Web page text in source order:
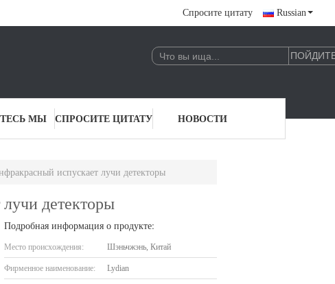
Спросите цитату Russian
МЫ СПРОСИТЕ ЦИТАТУ НОВОСТИ
испускает лучи детекторы
детекторы
Подробная информация о продукте:
Место происхождения: Шэньчжэнь, Китай
Фирменное наименование: Lydian